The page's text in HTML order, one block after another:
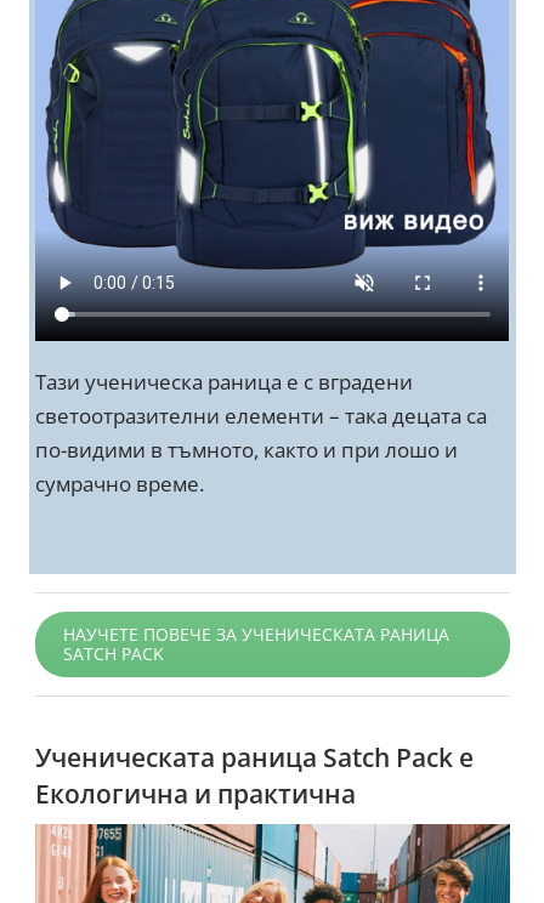
Тази ученическа раница е с вградени
светоотразителни елементи – така децата са
по-видими в тъмното, както и при лошо и
сумрачно време.
НАУЧЕТЕ ПОВЕЧЕ ЗА УЧЕНИЧЕСКАТА РАНИЦА
SATCH PACK
Ученическата раница Satch Pack е
Екологична и практична